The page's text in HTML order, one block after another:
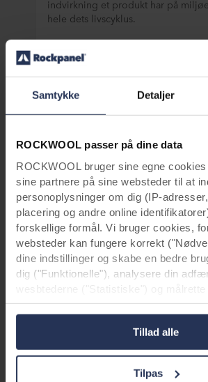
Samtykke Detaljer
ROCKWOOL passer på dine data
ROCKWOOL bruger sine egne
sine partnere på sine websteder til at
personoplysninger om dig (IP-
placering og andre online
forskellige formål. Vi bruger cookies,
websteder kan fungere korrekt
dine indstillinger og skabe en bedre
dig ("Funktionelle"), analysere din
annoncer på sociale medier og
baseret på din adfærd på vores
("Markedsføring"). Oplysninger om din
websteder kan blive videregivet til
Tillad alle
Tilpas
indvirkning et produkt har på
hele dets livscyklus.
Læs mere
Forklaring af hyppigt
Cirkularitet, livscyklusvurdering,
taler om bæredygtighed, er der